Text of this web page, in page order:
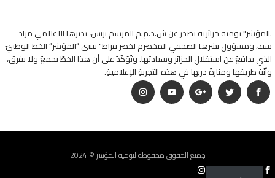
.المؤشر" يومية جزائرية تصدر عن ش.ذ.م.م المرسم بزنس، يديرها الاعلامي مراد
سيد، ومسؤول نشرها الصحفي المخصرم لخضر فراط" تتبنى “المؤشر” الخط الوطنيّ
الذي يدافعُ عن استقلالِ الجزائرِ وسيادتها. وتُؤكّدُ على أن هذا الخطّ يجمعُ ولا يفرق،
وأنّهُ طريقها ومنارةُ دربها في هذه التجربةِ الإعلاميةِ.
جميع الحقوق محفوظة ليومية المؤشر © 2024